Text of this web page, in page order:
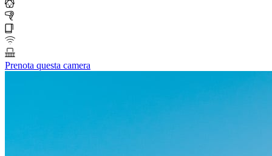
Prenota questa camera